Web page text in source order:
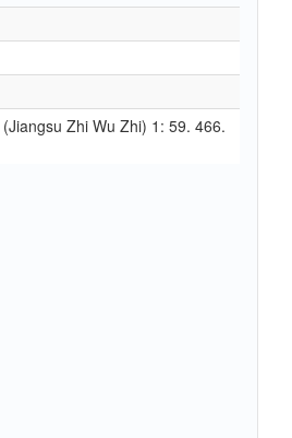
Zhi Wu Zhi) 1: 59. 466.